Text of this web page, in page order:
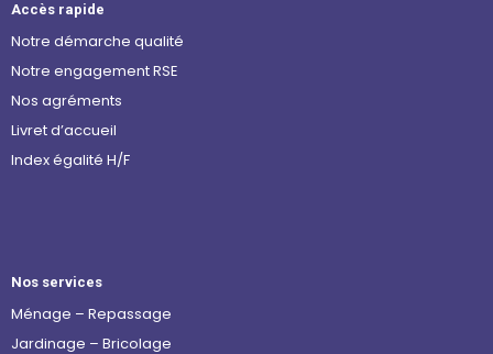
Accès rapide
Notre démarche qualité
Notre engagement RSE
Nos agréments
Livret d’accueil
Index égalité H/F
Nos services
Ménage – Repassage
Jardinage – Bricolage